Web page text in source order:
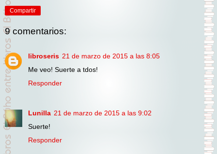
Compartir
9 comentarios:
libroseris 21 de marzo de 2015 a las 8:05
Me veo! Suerte a tdos!
Responder
Lunilla 21 de marzo de 2015 a las 9:02
Suerte!
Responder